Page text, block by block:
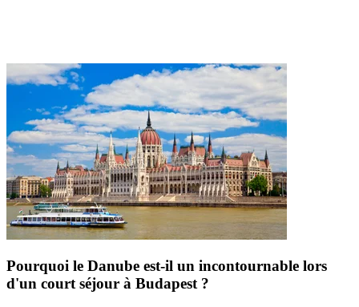
Pourquoi le Danube est-il un incontournable lors
d'un court séjour à Budapest ?